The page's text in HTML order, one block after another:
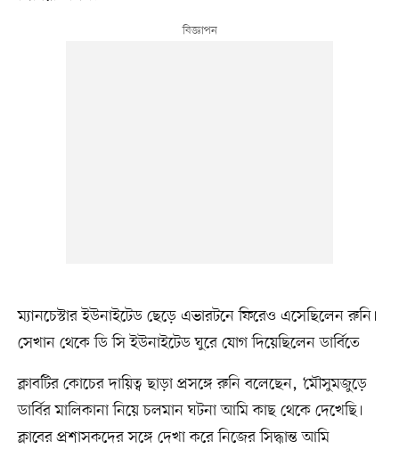
ম্যানচেস্টার ইউনাইটেড ছেড়ে এভারটনে ফিরেও এসেছিলেন রুনি।
সেখান থেকে ডি সি ইউনাইটেড ঘুরে যোগ দিয়েছিলেন ডার্বিতে
ক্লাবটির কোচের দায়িত্ব ছাড়া প্রসঙ্গে রুনি বলেছেন, ‘মৌসুমজুড়ে
ডার্বির মালিকানা নিয়ে চলমান ঘটনা আমি কাছ থেকে দেখেছি।
ক্লাবের প্রশাসকদের সঙ্গে দেখা করে নিজের সিদ্ধান্ত আমি